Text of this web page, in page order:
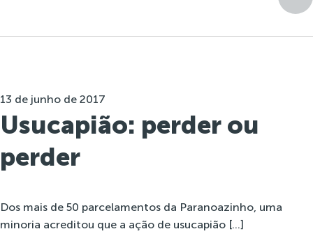
13 de junho de 2017
Usucapião: perder ou
perder
Dos mais de 50 parcelamentos da Paranoazinho, uma
minoria acreditou que a ação de usucapião […]